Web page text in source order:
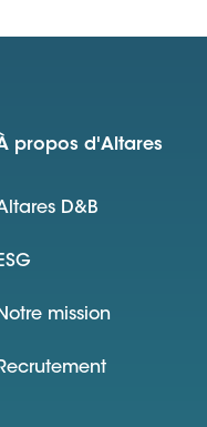
propos d'Altares
D&B
ESG
Notre mission
Recrutement